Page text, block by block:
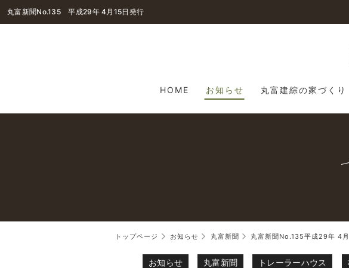
丸富新聞No.135 平成29年 4月15日発行
HOME お知らせ 丸富建綜の家づくり
トップページ お知らせ 丸富新聞 丸富新聞No.135平成29年 4
お知らせ 丸富新聞 トレーラーハウス